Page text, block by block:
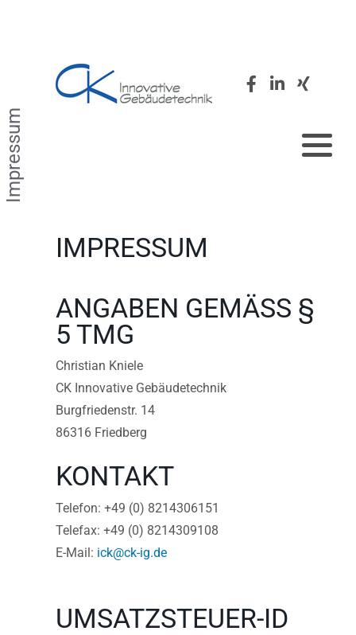
Impressum
IMPRESSUM
ANGABEN GEMÄSS § 5
TMG
Christian Kniele
CK Innovative Gebäudetechnik
Burgfriedenstr. 14
86316 Friedberg
KONTAKT
Telefon: +49 (0) 8214306151
Telefax: +49 (0) 8214309108
E-Mail: ick@ck-ig.de
UMSATZSTEUER-ID
Desinfektion
Hydraulischen Abgleich
Monitoring
Kalkbehandlung
Presse